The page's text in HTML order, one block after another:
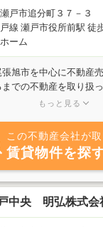
戸市追分町３７－３
線 瀬戸市役所前駅 徒
ーム
旭市を中心に不動産
での不動産を取り扱
通じ人と人との架け橋
役所前」駅南８０ｍに
います。駅前ですので
もっと見る
この不動産会社が取
賃貸物件を探
中央 明弘株式会